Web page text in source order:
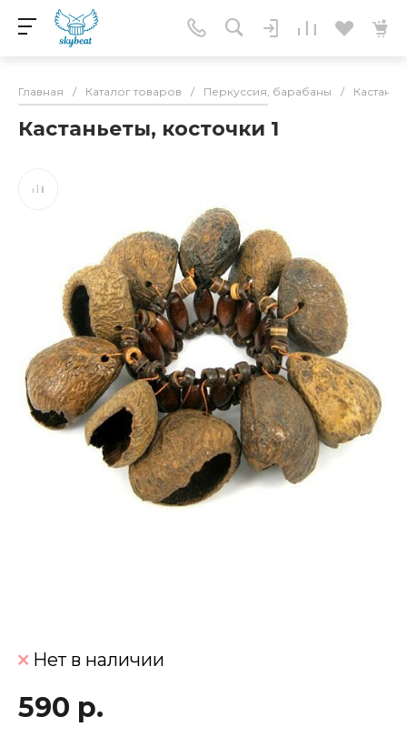
Главная / Каталог товаров / Перкуссия, барабаны /
Кастаньеты, косточки 1
Нет в наличии
590 р.